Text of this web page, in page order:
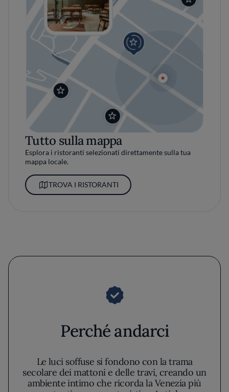
Tutto sulla mappa
Esplora i ristoranti selezionati direttamente sulla tua
mappa locale.
TROVA I RISTORANTI
Perché andarci
Le luci soffuse si fondono con la trama
secolare dei mattoni e delle travi, creando un
ambiente intimo che ricorda la Venezia più